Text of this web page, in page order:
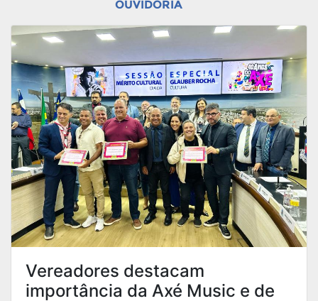
OUVIDORIA
Vereadores destacam
importância da Axé Music e de